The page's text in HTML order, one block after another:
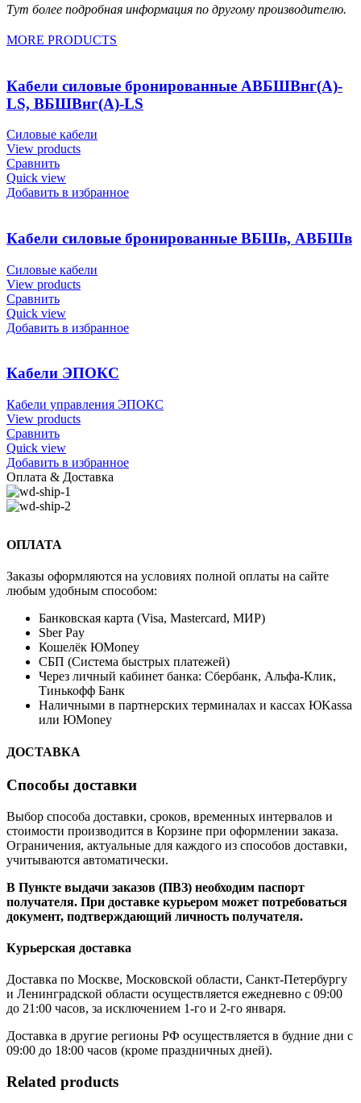
Тут более подробная информация по другому производителю.
MORE PRODUCTS
Кабели силовые бронированные АВБШВнг(А)-
LS, ВБШВнг(А)-LS
Силовые кабели
View products
Сравнить
Quick view
Добавить в избранное
Кабели силовые бронированные ВБШв, АВБШв
Силовые кабели
View products
Сравнить
Quick view
Добавить в избранное
Кабели ЭПОКС
Кабели управления ЭПОКС
View products
Сравнить
Quick view
Добавить в избранное
Оплата & Доставка
ОПЛАТА
Заказы оформляются на условиях полной оплаты на сайте
любым удобным способом:
Банковская карта (Visa, Mastercard, МИР)
Sber Pay
Кошелёк ЮMoney
СБП (Система быстрых платежей)
Через личный кабинет банка: Сбербанк, Альфа-Клик,
Тинькофф Банк
Наличными в партнерских терминалах и кассах ЮKassa
или ЮMoney
ДОСТАВКА
Способы доставки
Выбор способа доставки, сроков, временных интервалов и
стоимости производится в Корзине при оформлении заказа.
Ограничения, актуальные для каждого из способов доставки,
учитываются автоматически.
В Пункте выдачи заказов (ПВЗ) необходим паспорт
получателя. При доставке курьером может потребоваться
документ, подтверждающий личность получателя.
Курьерская доставка
Доставка по Москве, Московской области, Санкт-Петербургу
и Ленинградской области осуществляется ежедневно с 09:00
до 21:00 часов, за исключением 1-го и 2-го января.
Доставка в другие регионы РФ осуществляется в будние дни с
09:00 до 18:00 часов (кроме праздничных дней).
Related products